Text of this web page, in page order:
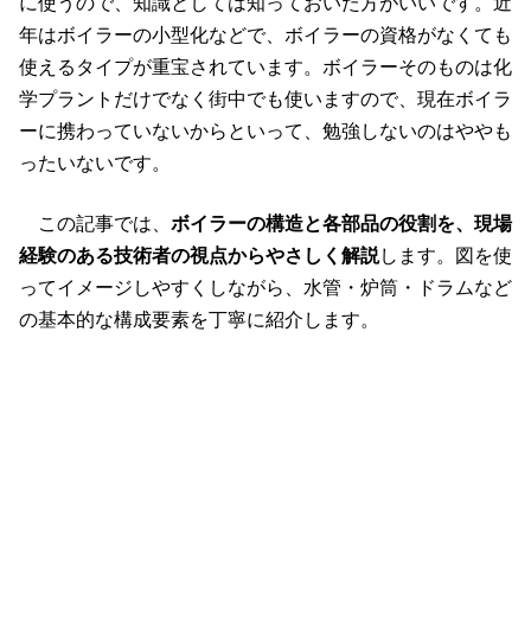
年はボイラーの小型化などで、ボイラーの資格がなくても
使えるタイプが重宝されています。ボイラーそのものは化
学プラントだけでなく街中でも使いますので、現在ボイラ
ーに携わっていないからといって、勉強しないのはややも
ったいないです。
この記事では、 ボイラーの構造と各部品の役割を、現場
経験のある技術者の視点からやさしく解説します。図を使
ってイメージしやすくしながら、水管・炉筒・ドラムなど
の基本的な構成要素を丁寧に紹介します。